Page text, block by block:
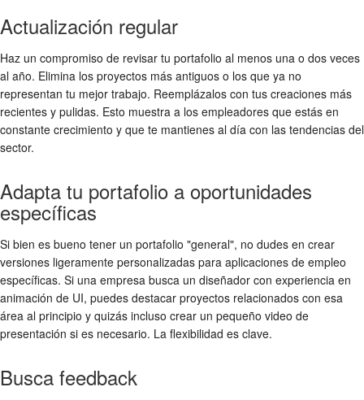
Actualización regular
Haz un compromiso de revisar tu portafolio al menos una o dos veces
al año. Elimina los proyectos más antiguos o los que ya no
representan tu mejor trabajo. Reemplázalos con tus creaciones más
recientes y pulidas. Esto muestra a los empleadores que estás en
constante crecimiento y que te mantienes al día con las tendencias del
sector.
Adapta tu portafolio a oportunidades
específicas
Si bien es bueno tener un portafolio "general", no dudes en crear
versiones ligeramente personalizadas para aplicaciones de empleo
específicas. Si una empresa busca un diseñador con experiencia en
animación de UI, puedes destacar proyectos relacionados con esa
área al principio y quizás incluso crear un pequeño video de
presentación si es necesario. La flexibilidad es clave.
Busca feedback